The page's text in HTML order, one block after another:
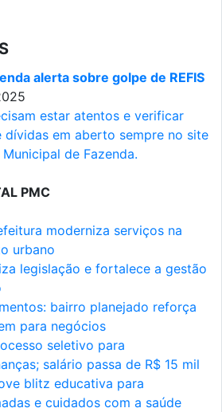
alerta sobre golpe de REFIS
estar atentos e verificar
dívidas em aberto sempre no site
de Fazenda.
PMC
moderniza serviços na
urbano
legislação e fortalece a gestão
bairro planejado reforça
para negócios
seletivo para
salário passa de R$ 15 mil
blitz educativa para
e cuidados com a saúde